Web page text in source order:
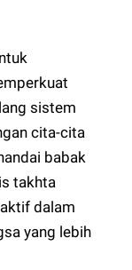
sistem
cita-cita
babak
takhta
dalam
yang lebih